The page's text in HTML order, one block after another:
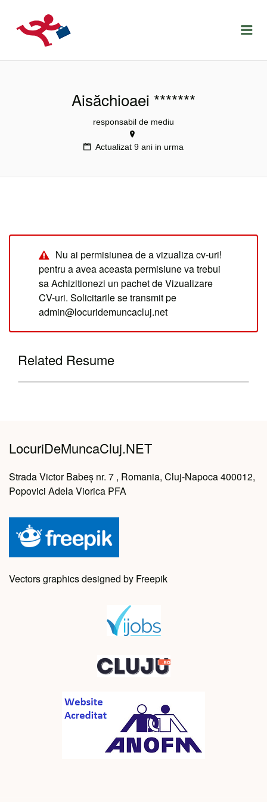
LOCURIDEMUNCACLUJ.NET
Aisăchioaei *******
responsabil de mediu
Actualizat 9 ani in urma
Nu ai permisiunea de a vizualiza cv-uri!
pentru a avea aceasta permisiune va trebui
sa Achizitionezi un pachet de Vizualizare
CV-uri. Solicitarile se transmit pe
admin@locuridemuncacluj.net
Related Resume
LocuriDeMuncaCluj.NET
Strada Victor Babeș nr. 7 , Romania, Cluj-Napoca 400012,
Popovici Adela Viorica PFA
Vectors graphics designed by Freepik